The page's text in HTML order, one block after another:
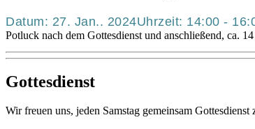
Datum: 27. Jan.. 2024Uhrzeit: 14:00 -
Potluck nach dem Gottesdienst und anschließend, ca.
Gottesdienst
Wir freuen uns, jeden Samstag gemeinsam Gottesdienst